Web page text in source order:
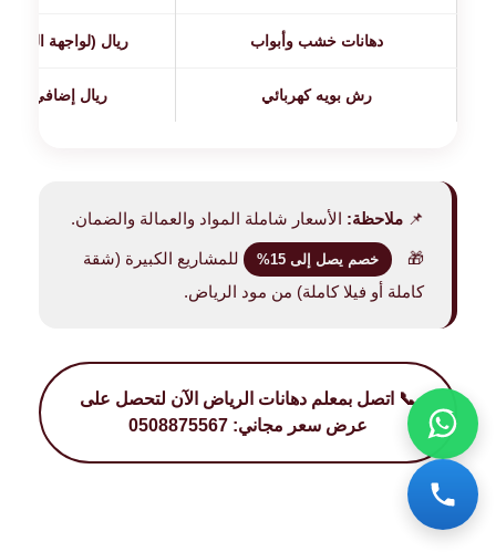
دهانات خشب وأبواب 40 - 60 ريال (لواجهة الباب)
رش بويه كهربائي +5 ريال إضافي
📌 ملاحظة: الأسعار شاملة المواد والعمالة والضمان.
🎁 خصم يصل إلى 15%
للمشاريع الكبيرة (شقة
كاملة أو فيلا كاملة) من مود الرياض.
📞 اتصل بمعلم دهانات الرياض الآن لتحصل على
عرض سعر مجاني: 0508875567